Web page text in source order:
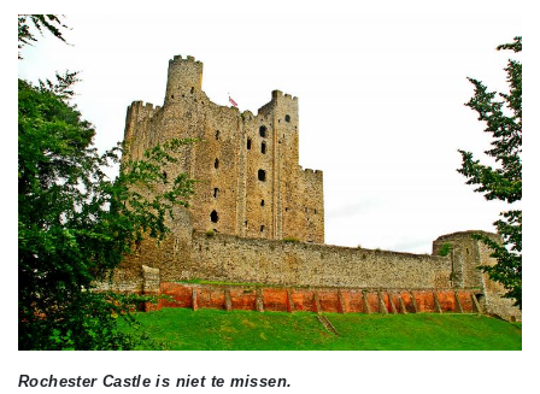
Rochester Castle is niet te missen.